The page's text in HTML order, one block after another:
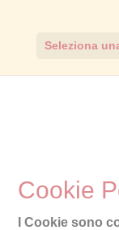
Seleziona
Cookie
I Cookie sono